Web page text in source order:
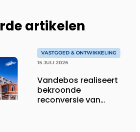
artikelen
VASTGOED & ONTWIKKELING
15 JULI 2026
Vandebos realiseert
bekroonde
reconversie van